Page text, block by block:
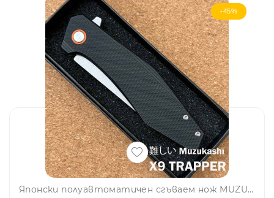
-45%
Японски полуавтоматичен сгъваем нож MUZUKASHI X9 TRAPPER, стомана D2, линейно заключване, кутия